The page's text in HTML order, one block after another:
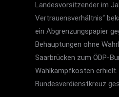
Landesvorsitzender im
Vertrauensverhältnis“
ein Abgrenzungspapier
Behauptungen ohne
Saarbrücken zum ÖDP-
Wahlkampfkosten erhielt.
Bundesverdienstkreuz